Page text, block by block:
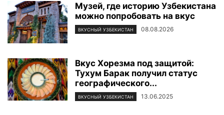
Музей, где историю Узбекистана
можно попробовать на вкус
ВКУСНЫЙ УЗБЕКИСТАН 08.08.2026
Вкус Хорезма под защитой:
Тухум Барак получил статус
географического...
ВКУСНЫЙ УЗБЕКИСТАН 13.06.2025